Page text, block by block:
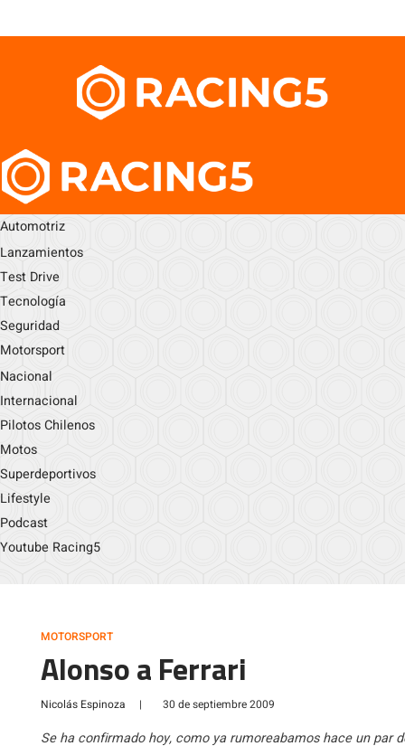
Automotriz
Lanzamientos
Test Drive
Tecnología
Seguridad
Motorsport
Nacional
Internacional
Pilotos Chilenos
Motos
Superdeportivos
Lifestyle
Podcast
Youtube Racing5
MOTORSPORT
Alonso a Ferrari
Nicolás Espinoza | 30 de septiembre 2009
Se ha confirmado hoy, como ya rumoreabamos hace un par